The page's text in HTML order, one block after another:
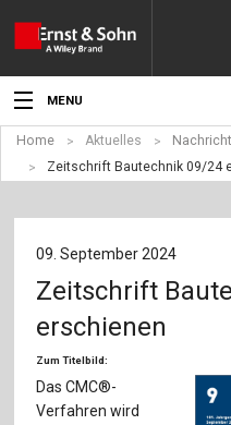
MENU
Aktuelles
Angebote
Fachgebiete
Werben
Home Aktuelles
Zeitschrift Bautechnik 09/24
09. September 2024
Zeitschrift
erschienen
Zum Titelbild:
Das CMC®-
Verfahren wird